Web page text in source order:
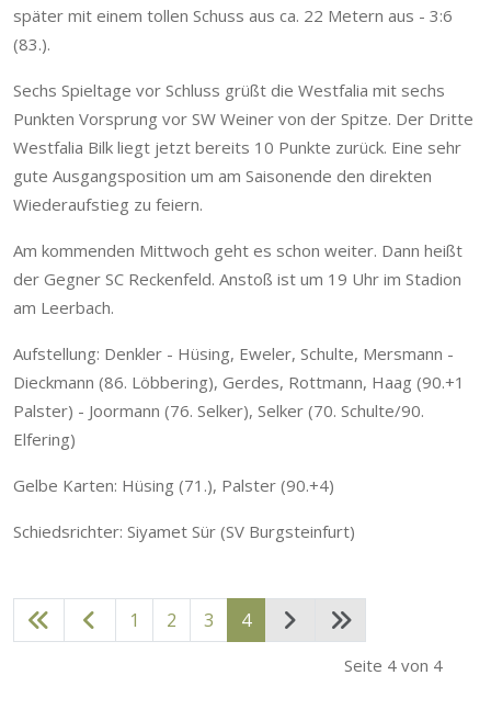
später mit einem tollen Schuss aus ca. 22 Metern aus - 3:6
(83.).
Sechs Spieltage vor Schluss grüßt die Westfalia mit sechs
Punkten Vorsprung vor SW Weiner von der Spitze. Der Dritte
Westfalia Bilk liegt jetzt bereits 10 Punkte zurück. Eine sehr
gute Ausgangsposition um am Saisonende den direkten
Wiederaufstieg zu feiern.
Am kommenden Mittwoch geht es schon weiter. Dann heißt
der Gegner SC Reckenfeld. Anstoß ist um 19 Uhr im Stadion
am Leerbach.
Aufstellung: Denkler - Hüsing, Eweler, Schulte, Mersmann -
Dieckmann (86. Löbbering), Gerdes, Rottmann, Haag (90.+1
Palster) - Joormann (76. Selker), Selker (70. Schulte/90.
Elfering)
Gelbe Karten: Hüsing (71.), Palster (90.+4)
Schiedsrichter: Siyamet Sür (SV Burgsteinfurt)
Seite 4 von 4
1 2 3 4